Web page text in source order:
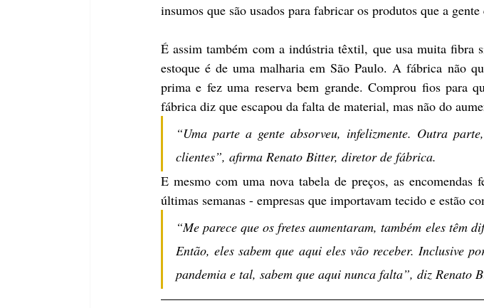
insumos que são usados para fabricar os produtos que a gente
É assim também com a indústria têxtil, que usa muita fibra
estoque é de uma malharia em São Paulo. A fábrica não
prima e fez uma reserva bem grande. Comprou fios para
fábrica diz que escapou da falta de material, mas não do
“Uma parte a gente absorveu, infelizmente. Outra
clientes”, afirma Renato Bitter, diretor de fábrica.
E mesmo com uma nova tabela de preços, as encomendas
últimas semanas - empresas que importavam tecido e estão
“Me parece que os fretes aumentaram, também eles têm
Então, eles sabem que aqui eles vão receber. Inclusive
pandemia e tal, sabem que aqui nunca falta”, diz Renato